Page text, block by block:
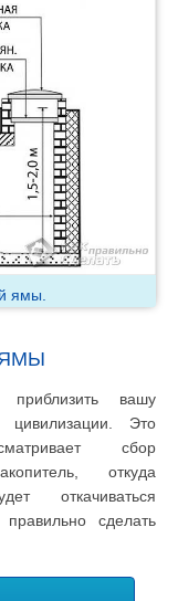
ямы.
вашу
Это
сбор
откуда
откачиваться
сделать